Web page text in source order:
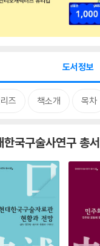
도서정보
즈 책소개 목차
한국구술사연구 총서